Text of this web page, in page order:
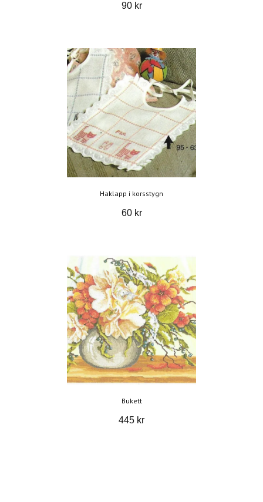
90 kr
Haklapp i korsstygn
60 kr
Bukett
445 kr